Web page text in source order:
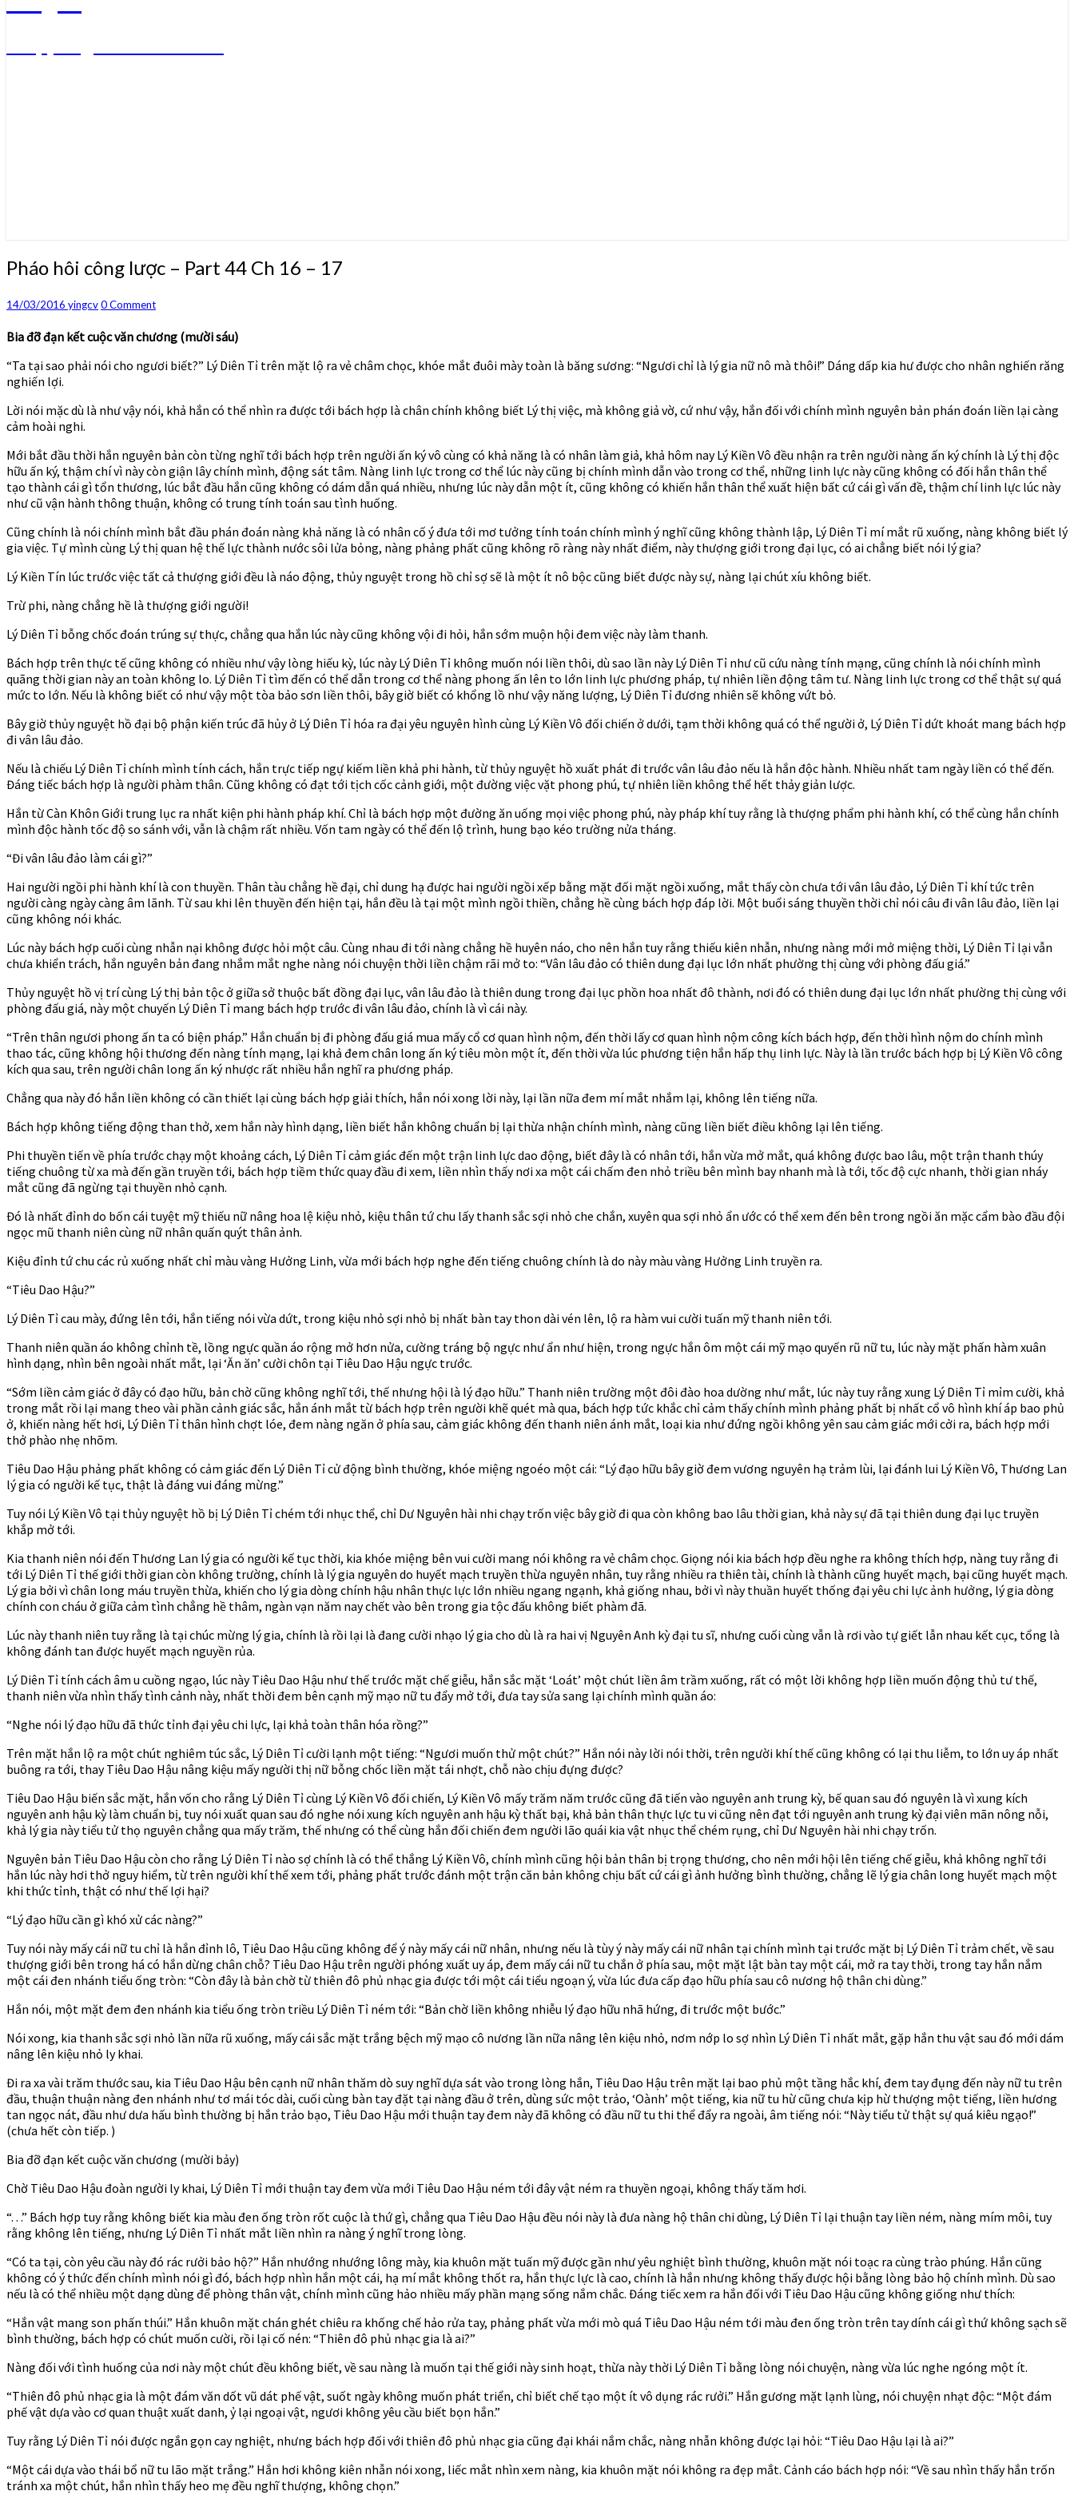
Pháo
hôi
lược
Part
44
Ch
16
–
17
Pháo hôi công lược – Part 44 Ch 16 – 17
14/03/2016 yingcvComments
0 Comment
Bia đỡ đạn kết cuộc văn chương (mười sáu)
“Ta tại sao phải nói cho ngươi biết?” Lý Diên Tỉ trên mặt lộ ra vẻ châm chọc, khóe mắt đuôi mày toàn là băng sương: “Ngươi chỉ là lý gia nữ nô mà thôi!” Dáng dấp kia hư được cho nhân nghiến răng
nghiến lợi.
Lời nói mặc dù là như vậy nói, khả hắn có thể nhìn ra được tới bách hợp là chân chính không biết Lý thị việc, mà không giả vờ, cứ như vậy, hắn đối với chính mình nguyên bản phán đoán liền lại càng
cảm hoài nghi.
Mới bắt đầu thời hắn nguyên bản còn từng nghĩ tới bách hợp trên người ấn ký vô cùng có khả năng là có nhân làm giả, khả hôm nay Lý Kiền Vô đều nhận ra trên người nàng ấn ký chính là Lý thị độc
hữu ấn ký, thậm chí vì này còn giận lây chính mình, động sát tâm. Nàng linh lực trong cơ thể lúc này cũng bị chính mình dẫn vào trong cơ thể, những linh lực này cũng không có đối hắn thân thể
tạo thành cái gì tổn thương, lúc bắt đầu hắn cũng không có dám dẫn quá nhiều, nhưng lúc này dẫn một ít, cũng không có khiến hắn thân thể xuất hiện bất cứ cái gì vấn đề, thậm chí linh lực lúc này
như cũ vận hành thông thuận, không có trung tính toán sau tình huống.
Cũng chính là nói chính mình bắt đầu phán đoán nàng khả năng là có nhân cố ý đưa tới mơ tưởng tính toán chính mình ý nghĩ cũng không thành lập, Lý Diên Tỉ mí mắt rũ xuống, nàng không biết lý
gia việc. Tự mình cùng Lý thị quan hệ thế lực thành nước sôi lửa bỏng, nàng phảng phất cũng không rõ ràng này nhất điểm, này thượng giới trong đại lục, có ai chẳng biết nói lý gia?
Lý Kiền Tín lúc trước việc tất cả thượng giới đều là náo động, thủy nguyệt trong hồ chỉ sợ sẽ là một ít nô bộc cũng biết được này sự, nàng lại chút xíu không biết.
Trừ phi, nàng chẳng hề là thượng giới người!
Lý Diên Tỉ bỗng chốc đoán trúng sự thực, chẳng qua hắn lúc này cũng không vội đi hỏi, hắn sớm muộn hội đem việc này làm thanh.
Bách hợp trên thực tế cũng không có nhiều như vậy lòng hiếu kỳ, lúc này Lý Diên Tỉ không muốn nói liền thôi, dù sao lần này Lý Diên Tỉ như cũ cứu nàng tính mạng, cũng chính là nói chính mình
quãng thời gian này an toàn không lo. Lý Diên Tỉ tìm đến có thể dẫn trong cơ thể nàng phong ấn lên to lớn linh lực phương pháp, tự nhiên liền động tâm tư. Nàng linh lực trong cơ thể thật sự quá
mức to lớn. Nếu là không biết có như vậy một tòa bảo sơn liền thôi, bây giờ biết có khổng lồ như vậy năng lượng, Lý Diên Tỉ đương nhiên sẽ không vứt bỏ.
Bây giờ thủy nguyệt hồ đại bộ phận kiến trúc đã hủy ở Lý Diên Tỉ hóa ra đại yêu nguyên hình cùng Lý Kiền Vô đối chiến ở dưới, tạm thời không quá có thể người ở, Lý Diên Tỉ dứt khoát mang bách hợp
đi vân lâu đảo.
Nếu là chiếu Lý Diên Tỉ chính mình tính cách, hắn trực tiếp ngự kiếm liền khả phi hành, từ thủy nguyệt hồ xuất phát đi trước vân lâu đảo nếu là hắn độc hành. Nhiều nhất tam ngày liền có thể đến.
Đáng tiếc bách hợp là người phàm thân. Cũng không có đạt tới tịch cốc cảnh giới, một đường việc vặt phong phú, tự nhiên liền không thể hết thảy giản lược.
Hắn từ Càn Khôn Giới trung lục ra nhất kiện phi hành pháp khí. Chỉ là bách hợp một đường ăn uống mọi việc phong phú, này pháp khí tuy rằng là thượng phẩm phi hành khí, có thể cùng hắn chính
mình độc hành tốc độ so sánh với, vẫn là chậm rất nhiều. Vốn tam ngày có thể đến lộ trình, hung bạo kéo trường nửa tháng.
“Đi vân lâu đảo làm cái gì?”
Hai người ngồi phi hành khí là con thuyền. Thân tàu chẳng hề đại, chỉ dung hạ được hai người ngồi xếp bằng mặt đối mặt ngồi xuống, mắt thấy còn chưa tới vân lâu đảo, Lý Diên Tỉ khí tức trên
người càng ngày càng âm lãnh. Từ sau khi lên thuyền đến hiện tại, hắn đều là tại một mình ngồi thiền, chẳng hề cùng bách hợp đáp lời. Một buổi sáng thuyền thời chỉ nói câu đi vân lâu đảo, liền lại
cũng không nói khác.
Lúc này bách hợp cuối cùng nhẫn nại không được hỏi một câu. Cùng nhau đi tới nàng chẳng hề huyên náo, cho nên hắn tuy rằng thiếu kiên nhẫn, nhưng nàng mới mở miệng thời, Lý Diên Tỉ lại vẫn
chưa khiển trách, hắn nguyên bản đang nhắm mắt nghe nàng nói chuyện thời liền chậm rãi mở to: “Vân lâu đảo có thiên dung đại lục lớn nhất phường thị cùng với phòng đấu giá.”
Thủy nguyệt hồ vị trí cùng Lý thị bản tộc ở giữa sở thuộc bất đồng đại lục, vân lâu đảo là thiên dung trong đại lục phồn hoa nhất đô thành, nơi đó có thiên dung đại lục lớn nhất phường thị cùng với
phòng đấu giá, này một chuyến Lý Diên Tỉ mang bách hợp trước đi vân lâu đảo, chính là vì cái này.
“Trên thân ngươi phong ấn ta có biện pháp.” Hắn chuẩn bị đi phòng đấu giá mua mấy cổ cơ quan hình nộm, đến thời lấy cơ quan hình nộm công kích bách hợp, đến thời hình nộm do chính mình
thao tác, cũng không hội thương đến nàng tính mạng, lại khả đem chân long ấn ký tiêu mòn một ít, đến thời vừa lúc phương tiện hắn hấp thụ linh lực. Này là lần trước bách hợp bị Lý Kiền Vô công
kích qua sau, trên người chân long ấn ký nhược rất nhiều hắn nghĩ ra phương pháp.
Chẳng qua này đó hắn liền không có cần thiết lại cùng bách hợp giải thích, hắn nói xong lời này, lại lần nữa đem mí mắt nhắm lại, không lên tiếng nữa.
Bách hợp không tiếng động than thở, xem hắn này hình dạng, liền biết hắn không chuẩn bị lại thừa nhận chính mình, nàng cũng liền biết điều không lại lên tiếng.
Phi thuyền tiến về phía trước chạy một khoảng cách, Lý Diên Tỉ cảm giác đến một trận linh lực dao động, biết đây là có nhân tới, hắn vừa mở mắt, quá không được bao lâu, một trận thanh thúy
tiếng chuông từ xa mà đến gần truyền tới, bách hợp tiềm thức quay đầu đi xem, liền nhìn thấy nơi xa một cái chấm đen nhỏ triều bên mình bay nhanh mà là tới, tốc độ cực nhanh, thời gian nháy
mắt cũng đã ngừng tại thuyền nhỏ cạnh.
Đó là nhất đỉnh do bốn cái tuyệt mỹ thiếu nữ nâng hoa lệ kiệu nhỏ, kiệu thân tứ chu lấy thanh sắc sợi nhỏ che chắn, xuyên qua sợi nhỏ ẩn ước có thể xem đến bên trong ngồi ăn mặc cẩm bào đầu đội
ngọc mũ thanh niên cùng nữ nhân quấn quýt thân ảnh.
Kiệu đỉnh tứ chu các rủ xuống nhất chỉ màu vàng Hưởng Linh, vừa mới bách hợp nghe đến tiếng chuông chính là do này màu vàng Hưởng Linh truyền ra.
“Tiêu Dao Hậu?”
Lý Diên Tỉ cau mày, đứng lên tới, hắn tiếng nói vừa dứt, trong kiệu nhỏ sợi nhỏ bị nhất bàn tay thon dài vén lên, lộ ra hàm vui cười tuấn mỹ thanh niên tới.
Thanh niên quần áo không chỉnh tề, lồng ngực quần áo rộng mở hơn nửa, cường tráng bộ ngực như ẩn như hiện, trong ngực hắn ôm một cái mỹ mạo quyến rũ nữ tu, lúc này mặt phấn hàm xuân
hình dạng, nhìn bên ngoài nhất mắt, lại ‘Ăn ăn’ cười chôn tại Tiêu Dao Hậu ngực trước.
“Sớm liền cảm giác ở đây có đạo hữu, bản chờ cũng không nghĩ tới, thế nhưng hội là lý đạo hữu.” Thanh niên trường một đôi đào hoa dường như mắt, lúc này tuy rằng xung Lý Diên Tỉ mỉm cười, khả
trong mắt rồi lại mang theo vài phần cảnh giác sắc, hắn ánh mắt từ bách hợp trên người khẽ quét mà qua, bách hợp tức khắc chỉ cảm thấy chính mình phảng phất bị nhất cổ vô hình khí áp bao phủ
ở, khiến nàng hết hơi, Lý Diên Tỉ thân hình chợt lóe, đem nàng ngăn ở phía sau, cảm giác không đến thanh niên ánh mắt, loại kia như đứng ngồi không yên sau cảm giác mới cởi ra, bách hợp mới
thở phào nhẹ nhõm.
Tiêu Dao Hậu phảng phất không có cảm giác đến Lý Diên Tỉ cử động bình thường, khóe miệng ngoéo một cái: “Lý đạo hữu bây giờ đem vương nguyên hạ trảm lùi, lại đánh lui Lý Kiền Vô, Thương Lan
lý gia có người kế tục, thật là đáng vui đáng mừng.”
Tuy nói Lý Kiền Vô tại thủy nguyệt hồ bị Lý Diên Tỉ chém tới nhục thể, chỉ Dư Nguyên hài nhi chạy trốn việc bây giờ đi qua còn không bao lâu thời gian, khả này sự đã tại thiên dung đại lục truyền
khắp mở tới.
Kia thanh niên nói đến Thương Lan lý gia có người kế tục thời, kia khóe miệng bên vui cười mang nói không ra vẻ châm chọc. Giọng nói kia bách hợp đều nghe ra không thích hợp, nàng tuy rằng đi
tới Lý Diên Tỉ thế giới thời gian còn không trường, chính là lý gia nguyên do huyết mạch truyền thừa nguyên nhân, tuy rằng nhiều ra thiên tài, chính là thành cũng huyết mạch, bại cũng huyết mạch.
Lý gia bởi vì chân long máu truyền thừa, khiến cho lý gia dòng chính hậu nhân thực lực lớn nhiều ngang ngạnh, khả giống nhau, bởi vì này thuần huyết thống đại yêu chi lực ảnh hưởng, lý gia dòng
chính con cháu ở giữa cảm tình chẳng hề thâm, ngàn vạn năm nay chết vào bên trong gia tộc đấu không biết phàm đã.
Lúc này thanh niên tuy rằng là tại chúc mừng lý gia, chính là rồi lại là đang cười nhạo lý gia cho dù là ra hai vị Nguyên Anh kỳ đại tu sĩ, nhưng cuối cùng vẫn là rơi vào tự giết lẫn nhau kết cục, tổng là
không đánh tan được huyết mạch nguyền rủa.
Lý Diên Tỉ tính cách âm u cuồng ngạo, lúc này Tiêu Dao Hậu như thế trước mặt chế giễu, hắn sắc mặt ‘Loát’ một chút liền âm trầm xuống, rất có một lời không hợp liền muốn động thủ tư thế,
thanh niên vừa nhìn thấy tình cảnh này, nhất thời đem bên cạnh mỹ mạo nữ tu đẩy mở tới, đưa tay sửa sang lại chính mình quần áo:
“Nghe nói lý đạo hữu đã thức tỉnh đại yêu chi lực, lại khả toàn thân hóa rồng?”
Trên mặt hắn lộ ra một chút nghiêm túc sắc, Lý Diên Tỉ cười lạnh một tiếng: “Ngươi muốn thử một chút?” Hắn nói này lời nói thời, trên người khí thế cũng không có lại thu liễm, to lớn uy áp nhất
buông ra tới, thay Tiêu Dao Hậu nâng kiệu mấy người thị nữ bỗng chốc liền mặt tái nhợt, chỗ nào chịu đựng được?
Tiêu Dao Hậu biến sắc mặt, hắn vốn cho rằng Lý Diên Tỉ cùng Lý Kiền Vô đối chiến, Lý Kiền Vô mấy trăm năm trước cũng đã tiến vào nguyên anh trung kỳ, bế quan sau đó nguyên là vì xung kích
nguyên anh hậu kỳ làm chuẩn bị, tuy nói xuất quan sau đó nghe nói xung kích nguyên anh hậu kỳ thất bại, khả bản thân thực lực tu vi cũng nên đạt tới nguyên anh trung kỳ đại viên mãn nông nỗi,
khả lý gia này tiểu tử thọ nguyên chẳng qua mấy trăm, thế nhưng có thể cùng hắn đối chiến đem người lão quái kia vật nhục thể chém rụng, chỉ Dư Nguyên hài nhi chạy trốn.
Nguyên bản Tiêu Dao Hậu còn cho rằng Lý Diên Tỉ nào sợ chính là có thể thắng Lý Kiền Vô, chính mình cũng hội bản thân bị trọng thương, cho nên mới hội lên tiếng chế giễu, khả không nghĩ tới
hắn lúc này hơi thở nguy hiểm, từ trên người khí thế xem tới, phảng phất trước đánh một trận căn bản không chịu bất cứ cái gì ảnh hưởng bình thường, chẳng lẽ lý gia chân long huyết mạch một
khi thức tỉnh, thật có như thế lợi hại?
“Lý đạo hữu cần gì khó xử các nàng?”
Tuy nói này mấy cái nữ tu chỉ là hắn đỉnh lô, Tiêu Dao Hậu cũng không để ý này mấy cái nữ nhân, nhưng nếu là tùy ý này mấy cái nữ nhân tại chính mình tại trước mặt bị Lý Diên Tỉ trảm chết, về sau
thượng giới bên trong há có hắn dừng chân chỗ? Tiêu Dao Hậu trên người phóng xuất uy áp, đem mấy cái nữ tu chắn ở phía sau, một mặt lật bàn tay một cái, mở ra tay thời, trong tay hắn nắm
một cái đen nhánh tiểu ống tròn: “Còn đây là bản chờ từ thiên đô phủ nhạc gia được tới một cái tiểu ngoạn ý, vừa lúc đưa cấp đạo hữu phía sau cô nương hộ thân chi dùng.”
Hắn nói, một mặt đem đen nhánh kia tiểu ống tròn triều Lý Diên Tỉ ném tới: “Bản chờ liền không nhiễu lý đạo hữu nhã hứng, đi trước một bước.”
Nói xong, kia thanh sắc sợi nhỏ lần nữa rũ xuống, mấy cái sắc mặt trắng bệch mỹ mạo cô nương lần nữa nâng lên kiệu nhỏ, nơm nớp lo sợ nhìn Lý Diên Tỉ nhất mắt, gặp hắn thu vật sau đó mới dám
nâng lên kiệu nhỏ ly khai.
Đi ra xa vài trăm thước sau, kia Tiêu Dao Hậu bên cạnh nữ nhân thăm dò suy nghĩ dựa sát vào trong lòng hắn, Tiêu Dao Hậu trên mặt lại bao phủ một tầng hắc khí, đem tay đụng đến này nữ tu trên
đầu, thuận thuận nàng đen nhánh như tơ mái tóc dài, cuối cùng bàn tay đặt tại nàng đầu ở trên, dùng sức một trảo, ‘Oành’ một tiếng, kia nữ tu hừ cũng chưa kịp hừ thượng một tiếng, liền hương
tan ngọc nát, đầu như dưa hấu bình thường bị hắn trảo bạo, Tiêu Dao Hậu mới thuận tay đem này đã không có đầu nữ tu thi thể đẩy ra ngoài, âm tiếng nói: “Này tiểu tử thật sự quá kiêu ngạo!”
(chưa hết còn tiếp. )
Bia đỡ đạn kết cuộc văn chương (mười bảy)
Chờ Tiêu Dao Hậu đoàn người ly khai, Lý Diên Tỉ mới thuận tay đem vừa mới Tiêu Dao Hậu ném tới đây vật ném ra thuyền ngoại, không thấy tăm hơi.
“. . .” Bách hợp tuy rằng không biết kia màu đen ống tròn rốt cuộc là thứ gì, chẳng qua Tiêu Dao Hậu đều nói này là đưa nàng hộ thân chi dùng, Lý Diên Tỉ lại thuận tay liền ném, nàng mím môi, tuy
rằng không lên tiếng, nhưng Lý Diên Tỉ nhất mắt liền nhìn ra nàng ý nghĩ trong lòng.
“Có ta tại, còn yêu cầu này đó rác rưởi bảo hộ?” Hắn nhướng nhướng lông mày, kia khuôn mặt tuấn mỹ được gần như yêu nghiệt bình thường, khuôn mặt nói toạc ra cùng trào phúng. Hắn cũng
không có ý thức đến chính mình nói gì đó, bách hợp nhìn hắn một cái, hạ mí mắt không thốt ra, hắn thực lực là cao, chính là hắn nhưng không thấy được hội bằng lòng bảo hộ chính mình. Dù sao
nếu là có thể nhiều một dạng dùng để phòng thân vật, chính mình cũng hảo nhiều mấy phần mạng sống nắm chắc. Đáng tiếc xem ra hắn đối với Tiêu Dao Hậu cũng không giống như thích:
“Hắn vật mang son phấn thúi.” Hắn khuôn mặt chán ghét chiêu ra khống chế hảo rửa tay, phảng phất vừa mới mò quá Tiêu Dao Hậu ném tới màu đen ống tròn trên tay dính cái gì thứ không sạch sẽ
bình thường, bách hợp có chút muốn cười, rồi lại cố nén: “Thiên đô phủ nhạc gia là ai?”
Nàng đối với tình huống của nơi này một chút đều không biết, về sau nàng là muốn tại thế giới này sinh hoạt, thừa này thời Lý Diên Tỉ bằng lòng nói chuyện, nàng vừa lúc nghe ngóng một ít.
“Thiên đô phủ nhạc gia là một đám văn dốt vũ dát phế vật, suốt ngày không muốn phát triển, chỉ biết chế tạo một ít vô dụng rác rưởi.” Hắn gương mặt lạnh lùng, nói chuyện nhạt độc: “Một đám
phế vật dựa vào cơ quan thuật xuất danh, ỷ lại ngoại vật, ngươi không yêu cầu biết bọn hắn.”
Tuy rằng Lý Diên Tỉ nói được ngắn gọn cay nghiệt, nhưng bách hợp đối với thiên đô phủ nhạc gia cũng đại khái nắm chắc, nàng nhẫn không được lại hỏi: “Tiêu Dao Hậu lại là ai?”
“Một cái dựa vào thái bổ nữ tu lão mặt trắng.” Hắn hơi không kiên nhẫn nói xong, liếc mắt nhìn xem nàng, kia khuôn mặt nói không ra đẹp mắt. Cảnh cáo bách hợp nói: “Về sau nhìn thấy hắn trốn
tránh xa một chút, hắn nhìn thấy heo mẹ đều nghĩ thượng, không chọn.”